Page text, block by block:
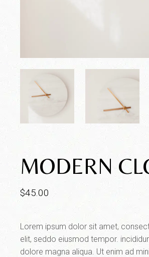
MODERN
$45.00
Lorem ipsum dolor sit amet,
elit, seddo eiusmod tempor.
dolore magna aliqua. Ut enim ad